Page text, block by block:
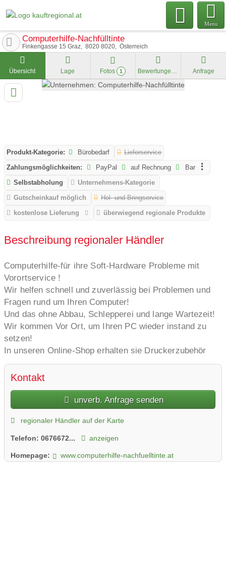
Menu
Computerhilfe-Nachfülltinte
Finkengasse 15 Graz 8020 8020 Österreich
Übersicht Lage Fotos 1 Bewertungen Anfrage
Produkt-Kategorie: Bürobedarf
Lieferservice
Zahlungsmöglichkeiten:
PayPal auf Rechnung
Bar
Selbstabholung
Unternehmens-Kategorie
Gutscheinkauf möglich
Hol- und Bringservice
kostenlose Lieferung
überwiegend regionale Produkte
Beschreibung regionaler Händler
Computerhilfe-für ihre Soft-Hardware Probleme mit
Vorortservice !
Wir helfen schnell und zuverlässig bei Problemen und
Fragen rund um Ihren Computer!
Und das ohne Abbau, Schlepperei und lange Wartezeit!
Wir kommen Vor Ort, um Ihren PC wieder instand zu
setzen!
In unseren Online-Shop erhalten sie Druckerzubehör
sowie alles zur Überwachung für ihr Zuhause...
Kontakt
unverb. Anfrage senden
regionaler Händler auf der Karte
Telefon: 0676672... anzeigen
Homepage: www.computerhilfe-nachfuelltinte.at